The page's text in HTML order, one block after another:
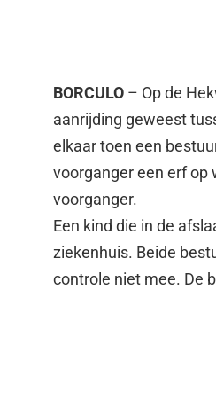
BORCULO – Op de
aanrijding geweest
elkaar toen een
voorganger een erf op
voorganger.
Een kind die in de
ziekenhuis. Beide
controle niet mee. De